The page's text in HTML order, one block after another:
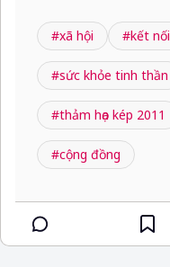
#xã hội #kết nối
#sức khỏe tinh thần
#thảm họa kép 2011
#cộng đồng